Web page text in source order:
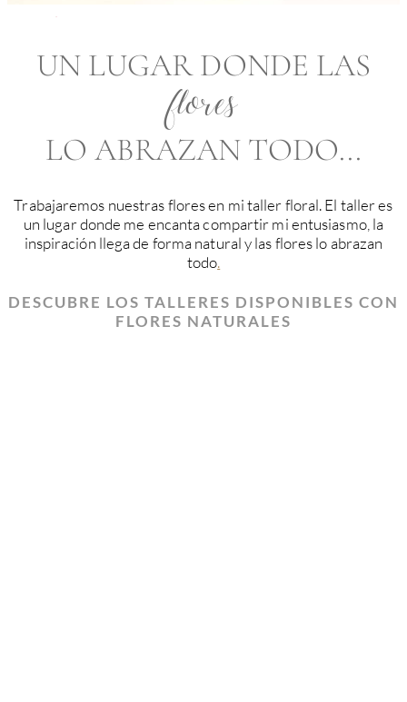
UN LUGAR DONDE LAS
flores
LO ABRAZAN TODO...
Trabajaremos nuestras flores en mi taller floral. El taller es
un lugar donde me encanta compartir mi entusiasmo, la
inspiración llega de forma natural y las flores lo abrazan
todo.
DESCUBRE LOS TALLERES DISPONIBLES CON
FLORES NATURALES